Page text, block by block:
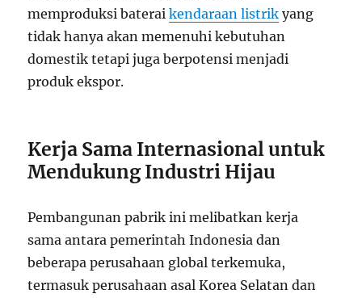
memproduksi bateraikendaraan listrik yang
tidak hanya akan memenuhi kebutuhan
domestik tetapi juga berpotensi menjadi
produk ekspor.
Kerja Sama Internasional untuk
Mendukung Industri Hijau
Pembangunan pabrik ini melibatkan kerja
sama antara pemerintah Indonesia dan
beberapa perusahaan global terkemuka,
termasuk perusahaan asal Korea Selatan dan